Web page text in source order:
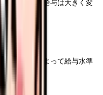
によって、給与は大きく変
専門分野によって給与水準